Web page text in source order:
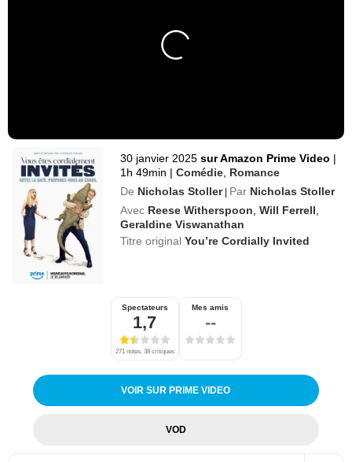
30 janvier 2025 sur Amazon Prime Video |
1h 49min | Comédie Romance
De Nicholas Stoller | Par Nicholas Stoller
Avec Reese Witherspoon ,Will Ferrell
Geraldine Viswanathan
Titre originalYou’re Cordially Invited
Spectateurs
1,7
271 notes, 38 critiques
Mes amis
--
VOIR SUR PRIME VIDEO
VOD